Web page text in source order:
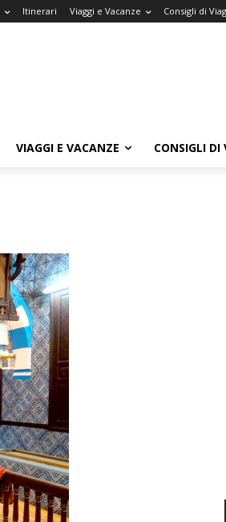
Itinerari Viaggi e Vacanze Consigli di
VIAGGI E VACANZE CONSIGLI DI